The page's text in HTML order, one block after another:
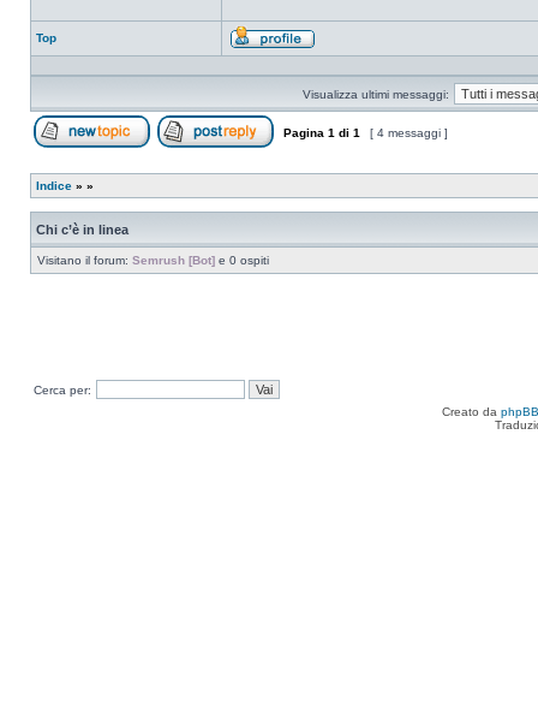
Top
Profilo
Visualizza ultimi messaggi:
Pagina 1 di 1 [ 4 messaggi ]
Indice » »
Chi c’è in linea
Visitano il forum: Semrush [Bot] e 0 ospiti
Cerca per:
Creato da phpBB